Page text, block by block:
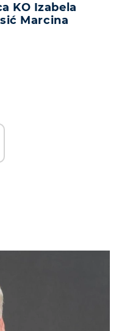
KO Izabela
Marcina